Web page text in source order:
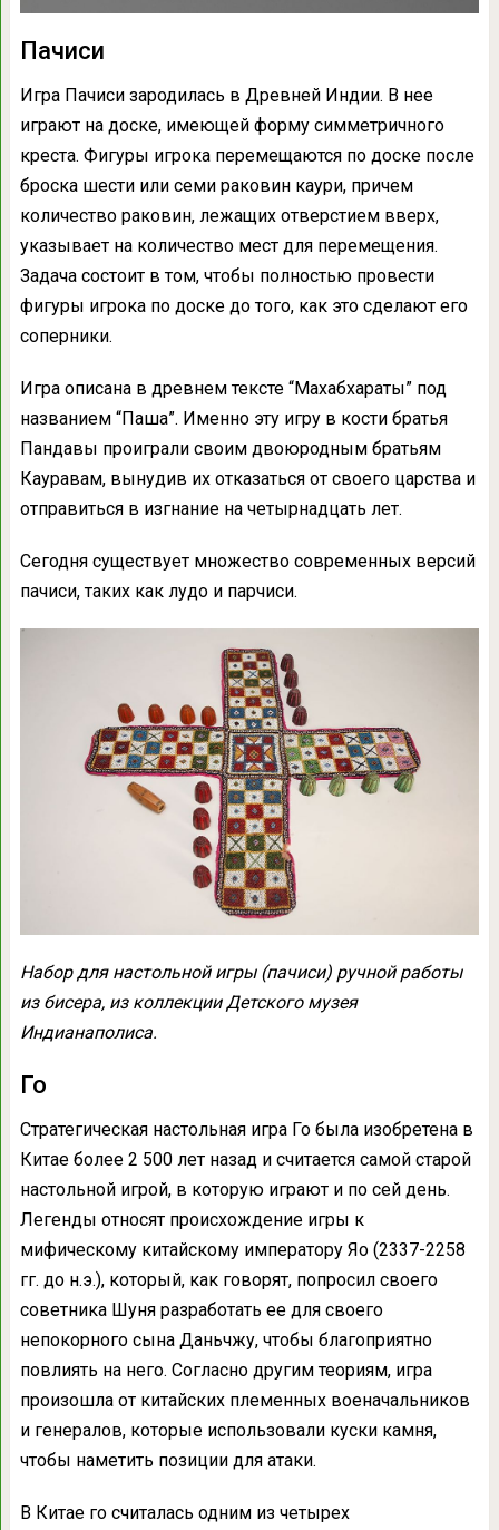
Пачиси
Игра Пачиси зародилась в Древней Индии. В нее
играют на доске, имеющей форму симметричного
креста. Фигуры игрока перемещаются по доске после
броска шести или семи раковин каури, причем
количество раковин, лежащих отверстием вверх,
указывает на количество мест для перемещения.
Задача состоит в том, чтобы полностью провести
фигуры игрока по доске до того, как это сделают его
соперники.
Игра описана в древнем тексте “Махабхараты” под
названием “Паша”. Именно эту игру в кости братья
Пандавы проиграли своим двоюродным братьям
Кауравам, вынудив их отказаться от своего царства и
отправиться в изгнание на четырнадцать лет.
Сегодня существует множество современных версий
пачиси, таких как лудо и парчиси.
Набор для настольной игры (пачиси) ручной работы
из бисера, из коллекции Детского музея
Индианаполиса.
Го
Стратегическая настольная игра Го была изобретена в
Китае более 2 500 лет назад и считается самой старой
настольной игрой, в которую играют и по сей день.
Легенды относят происхождение игры к
мифическому китайскому императору Яо (2337-2258
гг. до н.э.), который, как говорят, попросил своего
советника Шуня разработать ее для своего
непокорного сына Даньчжу, чтобы благоприятно
повлиять на него. Согласно другим теориям, игра
произошла от китайских племенных военачальников
и генералов, которые использовали куски камня,
чтобы наметить позиции для атаки.
В Китае го считалась одним из четырех